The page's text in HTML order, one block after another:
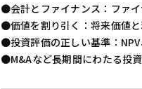
●会計とファイナンス：ファ
●価値を割り引く：将来価値
●投資評価の正しい基準：
●M&Aなど長期間にわたる投